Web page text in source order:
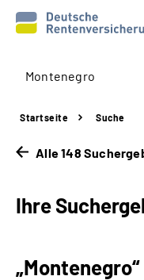
Beratung & Kontakt
Experten
Startseite Suche
Alle 148
Ihre
„Montenegro“